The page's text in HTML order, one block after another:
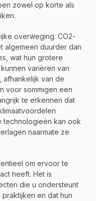
zowel op korte als
overweging. CO2-
algemeen duurder dan
wat hun grotere
variëren van
afhankelijk van de
voor sommigen een
te erkennen dat
kan ook
naarmate ze
om ervoor te
heeft. Het is
die u ondersteunt
en dat hun